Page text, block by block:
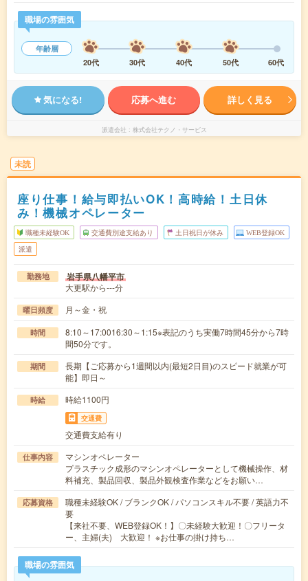
職場の雰囲気
年齢層
20代
30代 40代 50代 60代
気になる! 応募へ進む 詳しく見る
派遣会社 株式会社テクノ・サービス
未読
座り仕事！給与即払いOK！高時給！土日休
み！機械オペレーター
職種未経験OK 交通費別途支給あり 土日祝日が休み WEB登録OK
派遣
勤務地 岩手県八幡平市
大更駅から---分
曜日頻度 月～金・祝
時間
8:10～17:0016:30～1:15※表記のうち実働7時間45分から7時
間50分です。
期間
長期【ご応募から1週間以内(最短2日目)のスピード就業が可
能】即日～
時給 時給1100円
交通費
交通費支給有り
仕事内容
マシンオペレーター
プラスチック成形のマシンオペレーターとして機械操作、材
料補充、製品回収、製品外観検査作業などをお願い…
応募資格
職種未経験OK / ブランクOK / パソコンスキル不要 / 英語力不
要
【来社不要、WEB登録OK！】〇未経験大歓迎！〇フリータ
ー、主婦(夫) 大歓迎！ ※お仕事の掛け持ち…
職場の雰囲気